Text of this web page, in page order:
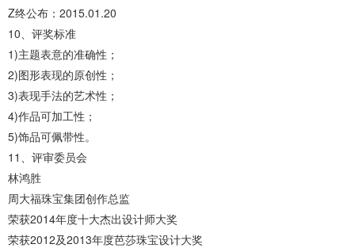
Z终公布：2015.01.20
10、评奖标准
1)主题表意的准确性；
2)图形表现的原创性；
3)表现手法的艺术性；
4)作品可加工性；
5)饰品可佩带性。
11、评审委员会
林鸿胜
周大福珠宝集团创作总监
荣获2014年度十大杰出设计师大奖
荣获2012及2013年度芭莎珠宝设计大奖